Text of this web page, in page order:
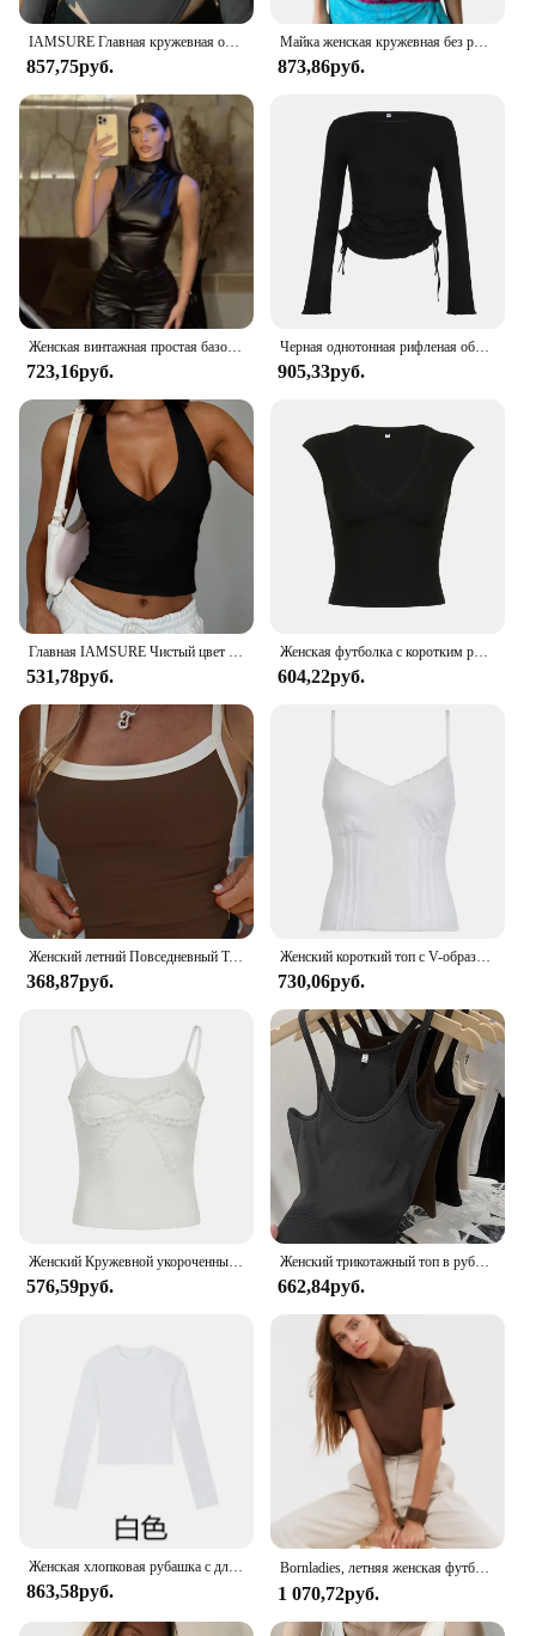
IAMSURE Главная кружевная обивка комбинезон Женские комбинезоны Женские комбинезоны Осень - зима 2024
857,75руб.
Майка женская кружевная без рукавов, Базовая Универсальная пикантная Облегающая рубашка с разрезом, с цветочным принтом, с V-образным вырезом, летняя уличная одежда, черный цвет
873,86руб.
Женская винтажная простая базовая майка Y2K из искусственной кожи с высокой талией, узкие топы без рукавов с разрезом, универсальные благородные рубашки
723,16руб.
Черная однотонная рифленая облегающая женская футболка с длинным рукавом и круглым вырезом, шикарная модная элегантная простая футболка со шнуровкой
905,33руб.
531,78руб.
Женская футболка с коротким рукавом и V-образным вырезом
604,22руб.
Женский летний Повседневный Топ без рукавов, зеленая Сексуальная Базовая майка составного кроя с открытой спиной, Y2k
368,87руб.
Женский короткий топ с V-образным вырезом, Y2K
730,06руб.
576,59руб.
Женский трикотажный топ в рубчик, без рукавов, в винтажном стиле
662,84руб.
863,58руб.
Bornladies, летняя женская футболка из 100% хлопка, базовые модные однотонные женские свободные топы с короткими рукавами, рубашки 230 г/ ㎡ Топы
1 070,72руб.